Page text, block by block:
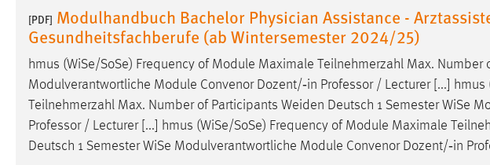
[PDF] Modulhandbuch Bachelor Physician Assistance -
Gesundheitsfachberufe (ab Wintersemester 2024/25)
hmus (WiSe/SoSe) Frequency of Module Maximale Teilnehmerzahl Max. Number
Modulverantwortliche Module Convenor Dozent/‐in Professor / Lecturer [...]
Teilnehmerzahl Max. Number of Participants Weiden Deutsch 1 Semester WiSe
Professor / Lecturer [...] hmus (WiSe/SoSe) Frequency of Module Maximale
Deutsch 1 Semester WiSe Modulverantwortliche Module Convenor Dozent/‐in
Sprachpräferenz
Name: site-language-preference
Zweck:
Das Cookie speichert die gewählte
Sprache der Website.
Cookie Laufzeit: 30 Tage